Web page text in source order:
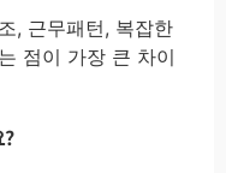
, 근무패턴, 복잡한
점이 가장 큰 차이